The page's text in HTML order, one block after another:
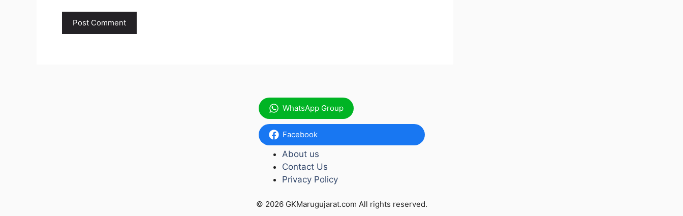
WhatsApp Group
Facebook
About us
Contact Us
Privacy Policy
© 2026 GKMarugujarat.com All rights reserved.